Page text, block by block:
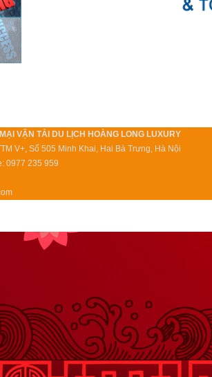
VẬN TẢI DU LỊCH HOÀNG LONG LUXURY
V+, Số 505 Minh Khai, Hai Bà Trưng, Hà Nội
0977 235 959